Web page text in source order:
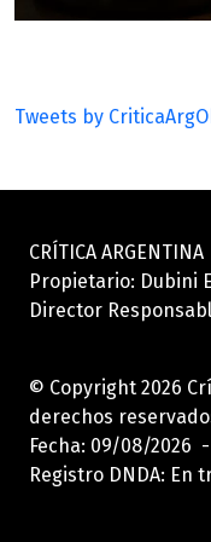
Tweets by
CRÍTICA ARGENTINA
Propietario: Dubini
Director
© Copyright 2026
derechos
Fecha: 09/08/2026
Registro DNDA: En